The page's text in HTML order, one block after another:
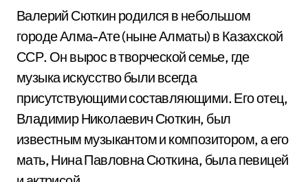
Валерий Сюткин родился в небольшом
городе Алма-Ате (ныне Алматы) в Казахской
ССР. Он вырос в творческой семье, где
музыка искусство были всегда
присутствующими составляющими. Его отец,
Владимир Николаевич Сюткин, был
известным музыкантом и композитором, а его
мать, Нина Павловна Сюткина, была певицей